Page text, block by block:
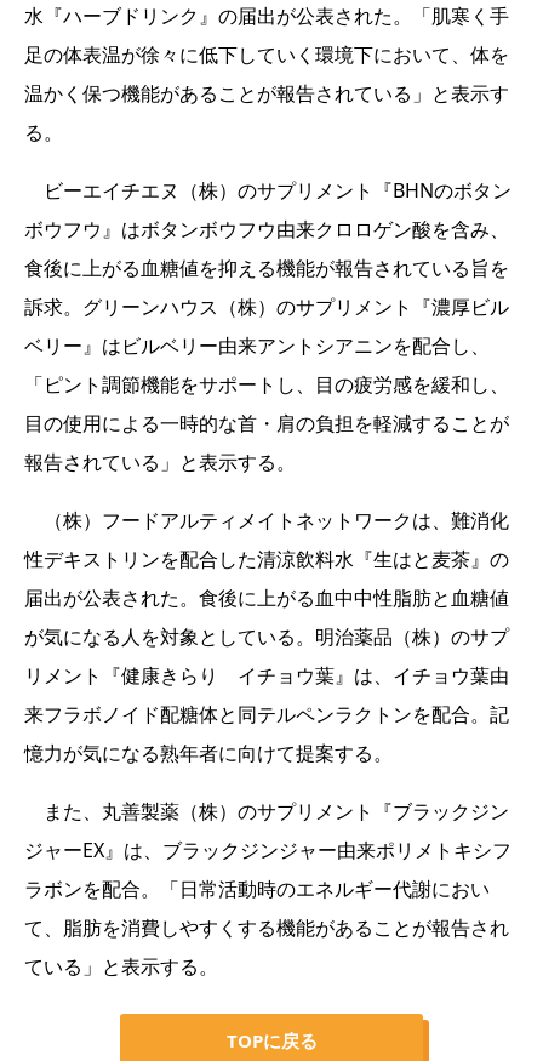
水『ハーブドリンク』の届出が公表された。「肌寒く手
足の体表温が徐々に低下していく環境下において、体を
温かく保つ機能があることが報告されている」と表示す
る。
ビーエイチエヌ（株）のサプリメント『BHNのボタン
ボウフウ』はボタンボウフウ由来クロロゲン酸を含み、
食後に上がる血糖値を抑える機能が報告されている旨を
訴求。グリーンハウス（株）のサプリメント『濃厚ビル
ベリー』はビルベリー由来アントシアニンを配合し、
「ピント調節機能をサポートし、目の疲労感を緩和し、
目の使用による一時的な首・肩の負担を軽減することが
報告されている」と表示する。
（株）フードアルティメイトネットワークは、難消化
性デキストリンを配合した清涼飲料水『生はと麦茶』の
届出が公表された。食後に上がる血中中性脂肪と血糖値
が気になる人を対象としている。明治薬品（株）のサプ
リメント『健康きらり イチョウ葉』は、イチョウ葉由
来フラボノイド配糖体と同テルペンラクトンを配合。記
憶力が気になる熟年者に向けて提案する。
また、丸善製薬（株）のサプリメント『ブラックジン
ジャーEX』は、ブラックジンジャー由来ポリメトキシフ
ラボンを配合。「日常活動時のエネルギー代謝におい
て、脂肪を消費しやすくする機能があることが報告され
ている」と表示する。
TOPに戻る